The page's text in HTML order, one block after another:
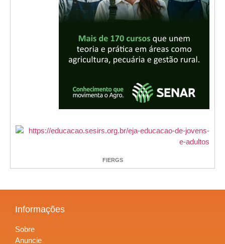
FIERGS
Informações
Sobre
Anuncie